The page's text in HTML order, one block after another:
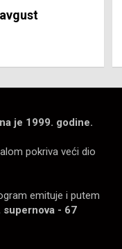
je 1999. godine.
pokriva veći dio
emituje i putem
supernova - 67